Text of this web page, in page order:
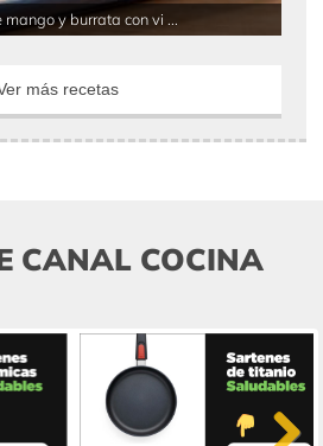
y burrata con vi ...
más recetas
CANAL COCINA